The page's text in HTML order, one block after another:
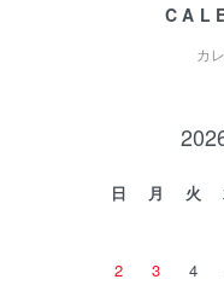
カ
日 月 火
2
3 4